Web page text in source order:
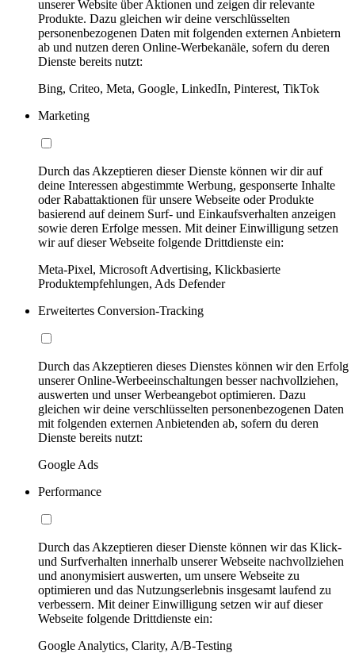
unserer Website über Aktionen und zeigen dir relevante
Produkte. Dazu gleichen wir deine verschlüsselten
personenbezogenen Daten mit folgenden externen Anbietern
ab und nutzen deren Online-Werbekanäle, sofern du deren
Dienste bereits nutzt:
Bing, Criteo, Meta, Google, LinkedIn, Pinterest, TikTok
Marketing
Durch das Akzeptieren dieser Dienste können wir dir auf
deine Interessen abgestimmte Werbung, gesponserte Inhalte
oder Rabattaktionen für unsere Webseite oder Produkte
basierend auf deinem Surf- und Einkaufsverhalten anzeigen
sowie deren Erfolge messen. Mit deiner Einwilligung setzen
wir auf dieser Webseite folgende Drittdienste ein:
Meta-Pixel, Microsoft Advertising, Klickbasierte
Produktempfehlungen, Ads Defender
Erweitertes Conversion-Tracking
Durch das Akzeptieren dieses Dienstes können wir den Erfolg
unserer Online-Werbeeinschaltungen besser nachvollziehen,
auswerten und unser Werbeangebot optimieren. Dazu
gleichen wir deine verschlüsselten personenbezogenen Daten
mit folgenden externen Anbietenden ab, sofern du deren
Dienste bereits nutzt:
Google Ads
Performance
Durch das Akzeptieren dieser Dienste können wir das Klick-
und Surfverhalten innerhalb unserer Webseite nachvollziehen
und anonymisiert auswerten, um unsere Webseite zu
optimieren und das Nutzungserlebnis insgesamt laufend zu
verbessern. Mit deiner Einwilligung setzen wir auf dieser
Webseite folgende Drittdienste ein:
Google Analytics, Clarity, A/B-Testing